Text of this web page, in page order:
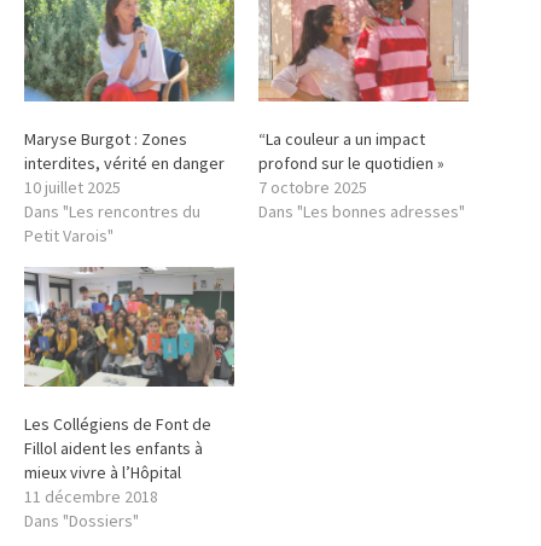
Maryse Burgot : Zones
interdites, vérité en danger
10 juillet 2025
Dans "Les rencontres du
Petit Varois"
“La couleur a un impact
profond sur le quotidien »
7 octobre 2025
Dans "Les bonnes adresses"
Les Collégiens de Font de
Fillol aident les enfants à
mieux vivre à l’Hôpital
11 décembre 2018
Dans "Dossiers"